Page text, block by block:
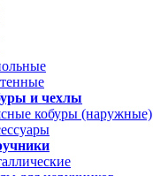
и чехлы
кобуры (наружные)